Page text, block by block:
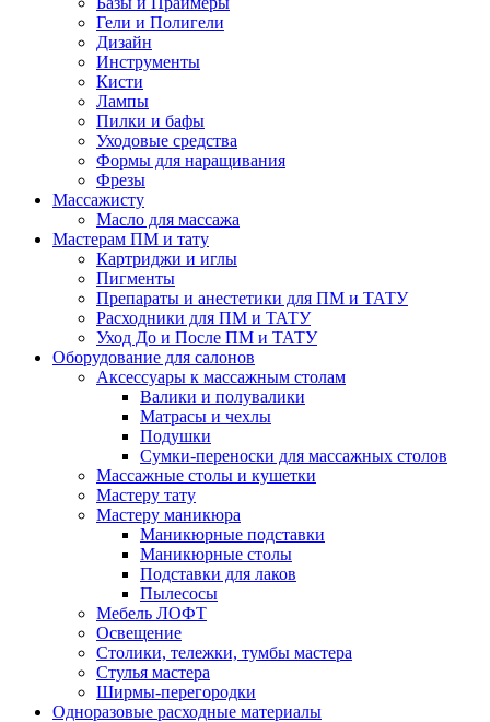
Гели и Полигели
Дизайн
Инструменты
Кисти
Лампы
Пилки и бафы
Уходовые средства
Формы для наращивания
Фрезы
Массажисту
Масло для массажа
Мастерам ПМ и тату
Картриджи и иглы
Пигменты
Препараты и анестетики для ПМ и ТАТУ
Расходники для ПМ и ТАТУ
Уход До и После ПМ и ТАТУ
Оборудование для салонов
Аксессуары к массажным столам
Валики и полувалики
Матрасы и чехлы
Подушки
Сумки-переноски для массажных столов
Массажные столы и кушетки
Мастеру тату
Мастеру маникюра
Маникюрные подставки
Маникюрные столы
Подставки для лаков
Пылесосы
Мебель ЛОФТ
Освещение
Столики, тележки, тумбы мастера
Стулья мастера
Ширмы-перегородки
Одноразовые расходные материалы